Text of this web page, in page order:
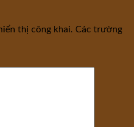
thị công khai. Các trường